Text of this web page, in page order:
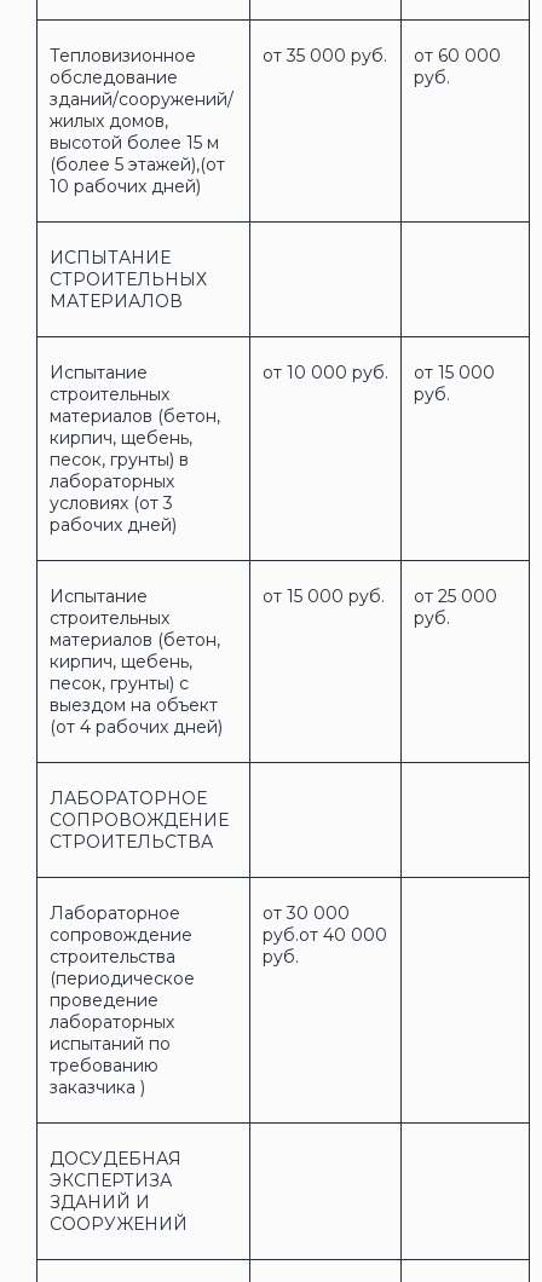
Тепловизионное
обследование
зданий/сооружений/
жилых домов,
высотой более 15 м
(более 5 этажей),(от
10 рабочих дней)
от 35 000 руб.
от 60 000
руб.
ИСПЫТАНИЕ
СТРОИТЕЛЬНЫХ
МАТЕРИАЛОВ
Испытание
строительных
материалов (бетон,
кирпич, щебень,
песок, грунты) в
лабораторных
условиях (от 3
рабочих дней)
от 10 000 руб.
от 15 000
руб.
Испытание
строительных
материалов (бетон,
кирпич, щебень,
песок, грунты) с
выездом на объект
(от 4 рабочих дней)
от 15 000 руб.
от 25 000
руб.
ЛАБОРАТОРНОЕ
СОПРОВОЖДЕНИЕ
СТРОИТЕЛЬСТВА
Лабораторное
сопровождение
строительства
(периодическое
проведение
лабораторных
испытаний по
требованию
заказчика )
от 30 000
руб.от 40 000
руб.
ДОСУДЕБНАЯ
ЭКСПЕРТИЗА
ЗДАНИЙ И
СООРУЖЕНИЙ